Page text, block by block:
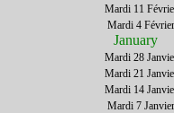
Mardi 11
Mardi 4
January
Mardi 28
Mardi 21
Mardi 14
Mardi 7